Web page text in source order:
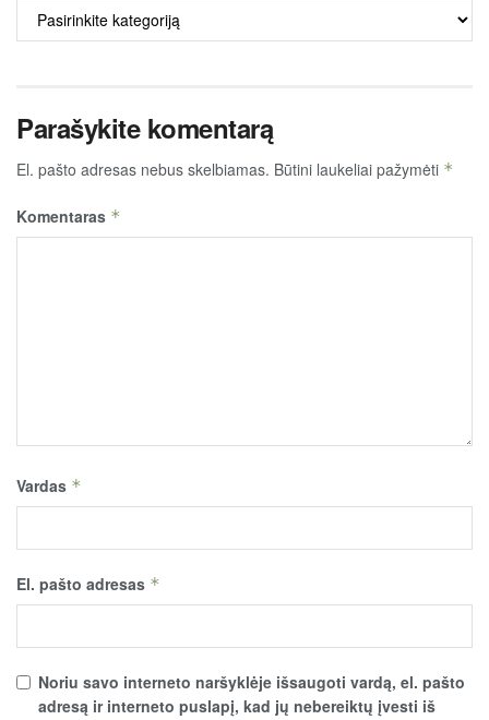
ALKO
TURINYS
Parašykite komentarą
El. pašto adresas nebus skelbiamas. Būtini laukeliai pažymėti *
Komentaras *
Vardas *
El. pašto adresas *
Noriu savo interneto naršyklėje išsaugoti vardą, el. pašto
adresą ir interneto puslapį, kad jų nebereiktų įvesti iš